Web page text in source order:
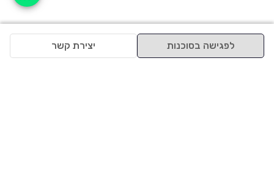
לפגישה בסוכנות יצירת קשר